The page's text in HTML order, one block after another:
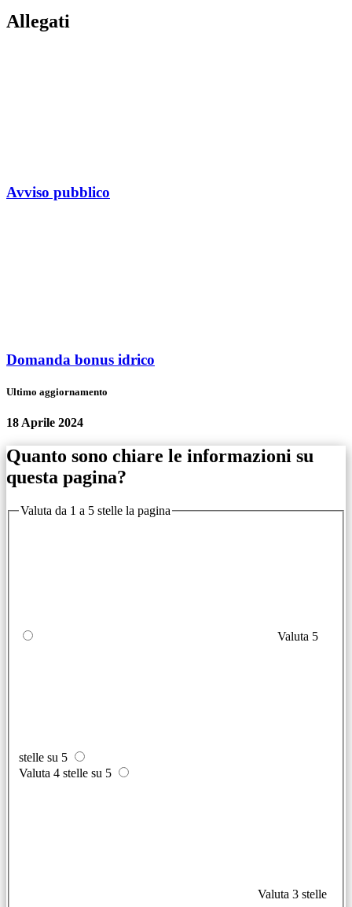
Allegati
Avviso pubblico
Domanda bonus idrico
Ultimo aggiornamento
18 Aprile 2024
Quanto sono chiare le informazioni su
questa pagina?
Valuta da 1 a 5 stelle la pagina
Valuta 5
stelle su 5
Valuta 4 stelle su 5
Valuta 3 stelle